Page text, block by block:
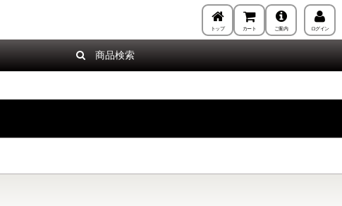
トップ カート ご案内 ログイン
商品検索